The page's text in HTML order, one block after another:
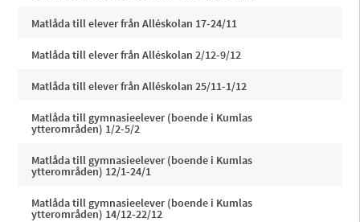
Matlåda till elever från Alléskolan 17-24/11
Matlåda till elever från Alléskolan 2/12-9/12
Matlåda till elever från Alléskolan 25/11-1/12
Matlåda till gymnasieelever (boende i Kumlas
ytterområden) 1/2-5/2
Matlåda till gymnasieelever (boende i Kumlas
ytterområden) 12/1-24/1
Matlåda till gymnasieelever (boende i Kumlas
ytterområden) 14/12-22/12